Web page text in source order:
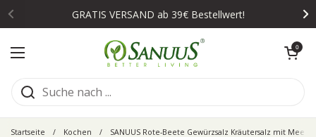
GRATIS VERSAND ab 39€ Bestellwert!
Menü öffnen
Warenkorb
0
Startseite / Kochen / SANUUS Rote-Beete Gewürzsalz Kräutersalz mit